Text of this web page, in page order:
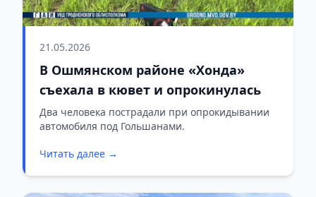
21.05.2026
В Ошмянском районе «Хонда»
съехала в кювет и опрокинулась
Два человека пострадали при опрокидывании
автомобиля под Гольшанами.
Читать далее →